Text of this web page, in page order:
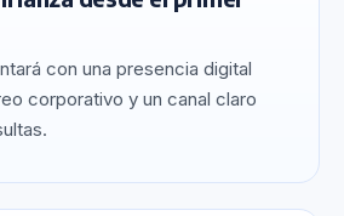
con una presencia digital
corporativo y un canal claro